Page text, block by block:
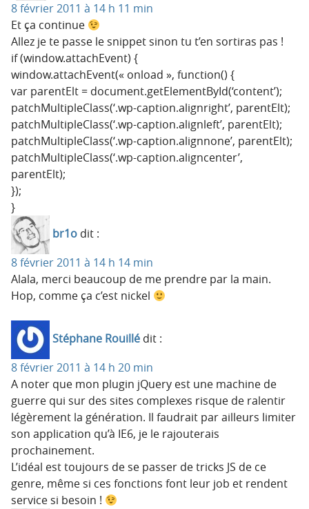
8 février 2011 à 14 h 11 min
Et ça continue
Allez je te passe le snippet sinon tu t’en sortiras pas !
if (window.attachEvent) {
window.attachEvent(« onload », function() {
var parentElt = document.getElementById(‘content’);
patchMultipleClass(‘.wp-caption.alignright’, parentElt);
patchMultipleClass(‘.wp-caption.alignleft’, parentElt);
patchMultipleClass(‘.wp-caption.alignnone’, parentElt);
patchMultipleClass(‘.wp-caption.aligncenter’,
parentElt);
});
}
br1o dit :
8 février 2011 à 14 h 14 min
Alala, merci beaucoup de me prendre par la main.
Hop, comme ça c’est nickel
Stéphane Rouillé dit :
8 février 2011 à 14 h 20 min
A noter que mon plugin jQuery est une machine de
guerre qui sur des sites complexes risque de ralentir
légèrement la génération. Il faudrait par ailleurs limiter
son application qu’à IE6, je le rajouterais
prochainement.
L’idéal est toujours de se passer de tricks JS de ce
genre, même si ces fonctions font leur job et rendent
service si besoin !